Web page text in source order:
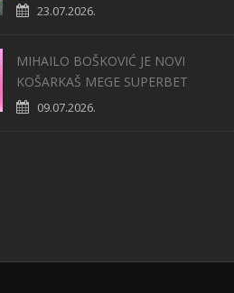
23.07.2026.
MIHAILO BOŠKOVIĆ JE NOVI
KOŠARKAŠ MEGE SUPERBET
09.07.2026.